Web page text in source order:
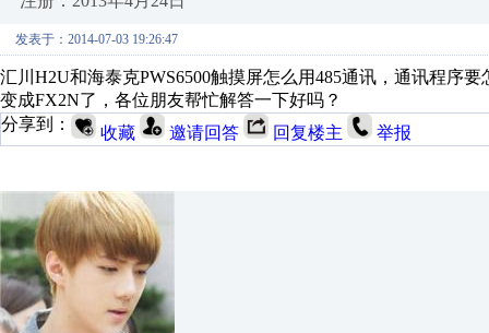
发表于：2014-07-03 19:26:47
汇川H2U和海泰克PWS6500触摸屏怎么用485通讯，通讯程序
变成FX2N了，各位朋友帮忙解答一下好吗？
分享到：
收藏 邀请回答 回复楼主 举报